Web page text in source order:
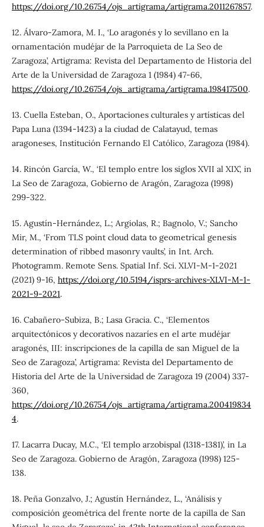
https://doi.org/10.26754/ojs_artigrama/artigrama.2011267857.
12. Álvaro-Zamora, M. I., ‘Lo aragonés y lo sevillano en la
ornamentación mudéjar de la Parroquieta de La Seo de
Zaragoza’, Artigrama: Revista del Departamento de Historia del
Arte de la Universidad de Zaragoza 1 (1984) 47-66,
https://doi.org/10.26754/ojs_artigrama/artigrama.198417500.
13. Cuella Esteban, O., Aportaciones culturales y artísticas del
Papa Luna (1394-1423) a la ciudad de Calatayud, temas
aragoneses, Institución Fernando El Católico, Zaragoza (1984).
14. Rincón García, W., ‘El templo entre los siglos XVII al XIX’, in
La Seo de Zaragoza, Gobierno de Aragón, Zaragoza (1998)
299-322.
15. Agustín-Hernández, L.; Argiolas, R.; Bagnolo, V.; Sancho
Mir, M., ‘From TLS point cloud data to geometrical genesis
determination of ribbed masonry vaults’, in Int. Arch.
Photogramm. Remote Sens. Spatial Inf. Sci. XLVI-M-1-2021
(2021) 9-16, https://doi.org/10.5194/isprs-archives-XLVI-M-1-
2021-9-2021.
16. Cabañero-Subiza, B.; Lasa Gracia. C., ‘Elementos
arquitectónicos y decorativos nazaríes en el arte mudéjar
aragonés, III: inscripciones de la capilla de san Miguel de la
Seo de Zaragoza’, Artigrama: Revista del Departamento de
Historia del Arte de la Universidad de Zaragoza 19 (2004) 337-
360,
https://doi.org/10.26754/ojs_artigrama/artigrama.200419834
4.
17. Lacarra Ducay, M.C., ‘El templo arzobispal (1318-1381)’, in La
Seo de Zaragoza. Gobierno de Aragón, Zaragoza (1998) 125-
138.
18. Peña Gonzalvo, J.; Agustín Hernández, L., ‘Análisis y
composición geométrica del frente norte de la capilla de San